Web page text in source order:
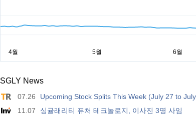
SGLY News
07.26
Upcoming Stock Splits This Week (July 27 to
11.07
싱귤래리티 퓨처 테크놀로지, 이사진 3명 사임